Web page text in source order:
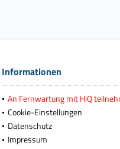
Informationen
An Fernwartung mit HiQ
Cookie-Einstellungen
Datenschutz
Impressum